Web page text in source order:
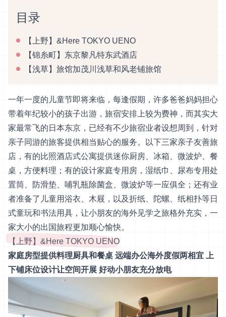
目录
【上野】&Here TOKYO UENO
【锦糸町】东京黎凡特东武酒店
【浅草】旅馆加茂川浅草和风老铺旅馆
一年一度的儿童节即将来临，每逢假期，许多爸爸妈妈担心
带着年纪较小的孩子出游，旅宿安排上较为费神，而其实大
家最常飞的日本东京，已经有不少旅宿业者设想周到，针对
亲子同游的旅客提供相当贴心的服务。以下三家亲子友善旅
店，有的比照酒店式公寓提供迷你厨房、冰箱、微波炉、餐
桌，方便料理；有的设计家庭专用房，湿纸巾、尿布专用处
置筒、防滑垫、哺乳瓶除菌盒、微波炉等一应俱全；还有业
者准备了儿童用浴衣、木屐，以及折纸、陀螺、纸相扑等日
式童玩和书法用具，让小朋友的海外见学之旅格外充实，一
家大小的出国旅程更加顺心愉快。
【上野】&Here TOKYO UENO
家庭房型提供料理厨具和餐桌 远端办公海外度假两相宜 上
下铺床位设计让空间开展 好动小朋友充分放电